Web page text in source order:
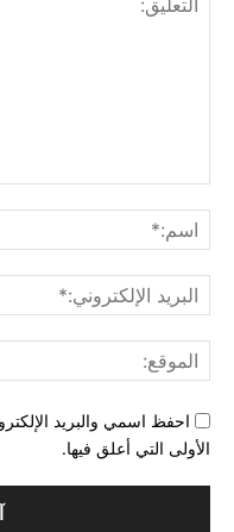
احفظ اسمي والبريد
الأولى التي أعلق فيها.